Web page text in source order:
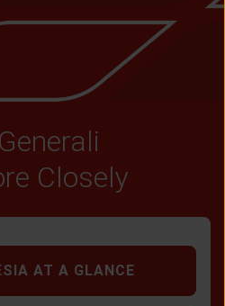
Closely
AT A GLANCE